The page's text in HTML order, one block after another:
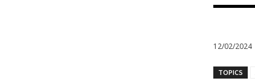
12/02/2024
TOPICS